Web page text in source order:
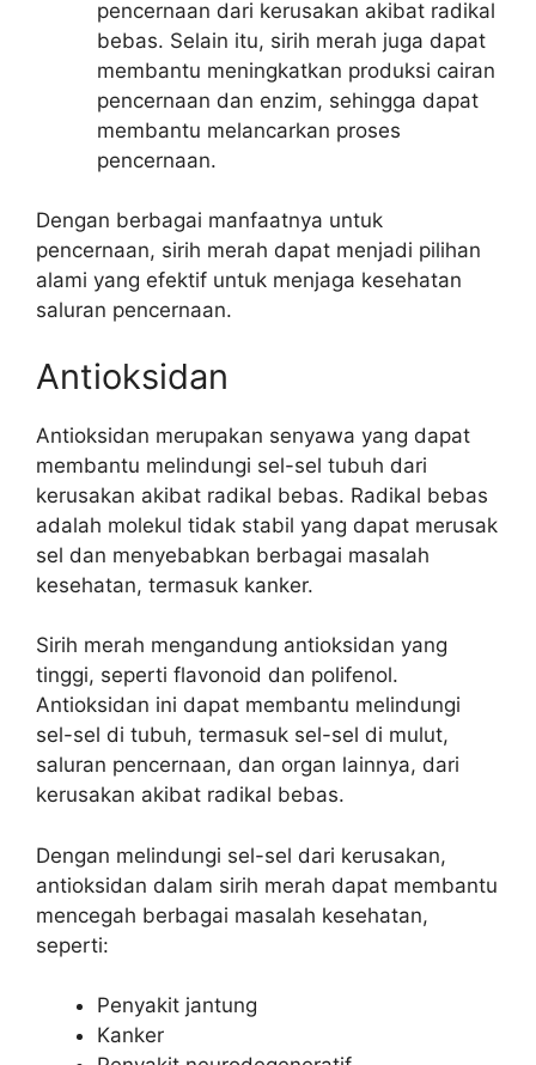
pencernaan dari kerusakan akibat radikal
bebas. Selain itu, sirih merah juga dapat
membantu meningkatkan produksi cairan
pencernaan dan enzim, sehingga dapat
membantu melancarkan proses
pencernaan.
Dengan berbagai manfaatnya untuk
pencernaan, sirih merah dapat menjadi pilihan
alami yang efektif untuk menjaga kesehatan
saluran pencernaan.
Antioksidan
Antioksidan merupakan senyawa yang dapat
membantu melindungi sel-sel tubuh dari
kerusakan akibat radikal bebas. Radikal bebas
adalah molekul tidak stabil yang dapat merusak
sel dan menyebabkan berbagai masalah
kesehatan, termasuk kanker.
Sirih merah mengandung antioksidan yang
tinggi, seperti flavonoid dan polifenol.
Antioksidan ini dapat membantu melindungi
sel-sel di tubuh, termasuk sel-sel di mulut,
saluran pencernaan, dan organ lainnya, dari
kerusakan akibat radikal bebas.
Dengan melindungi sel-sel dari kerusakan,
antioksidan dalam sirih merah dapat membantu
mencegah berbagai masalah kesehatan,
seperti:
Penyakit jantung
Kanker